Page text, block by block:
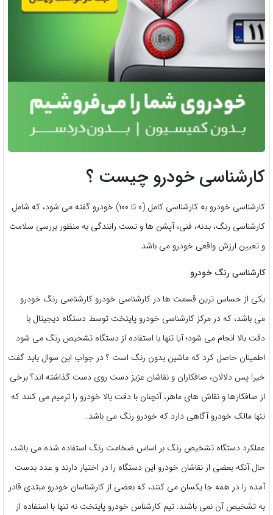
کارشناسی خودرو چیست ؟
کارشناسی خودرو به کارشناسی کامل (۰ تا ۱۰۰) خودرو گفته می شود، که شامل
کارشناسی رنگ، بدنه، فنی، آپشن ها و تست رانندگی به منظور بررسی سلامت
و تعیین ارزش واقعی خودرو می باشد.
کارشناسی رنگ خودرو
یکی از حساس ترین قسمت ها در کارشناسی خودرو کارشناسی رنگ خودرو
می باشد، که در مرکز کارشناسی خودرو پایتخت توسط دستگاه دیجیتال با
دقت بالا انجام می شود؛ آیا تنها با استفاده از دستگاه تشخیص رنگ می شود
اطمینان حاصل کرد که ماشین بدون رنگ است ؟ در جواب این سوال باید گفت
خیر! پس دلالان، صافکاران و نقاشان عزیز دست روی دست گذاشته اند؟ برخی
از صافکارها و نقاش های ماهر، آنچنان با دقت بالا خودرو را ترمیم می کنند که
تنها مالک خودرو آگاهی دارد که خودرو رنگ می باشد.
عملکرد دستگاه تشخیص رنگ بر اساس ضخامت رنگ استفاده شده می باشد،
حال آنکه بعضی از نقاشان خودرو این دستگاه را در اختیار دارند و عدد بدست
آمده را در همه جا یکسان می کنند، که بعضی از کارشناسان خودرو مبتدی قادر
به تشخیص آن نمی باشند. تیم کارشناس خودرو پایتخت نه تنها با استفاده از